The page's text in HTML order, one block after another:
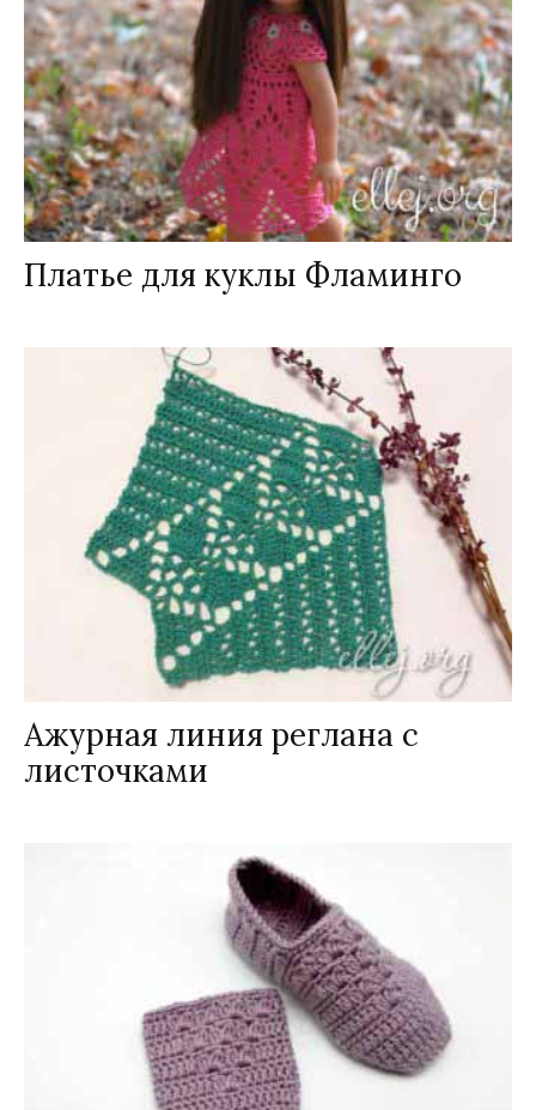
Платье для куклы Фламинго
Ажурная линия реглана с
листочками